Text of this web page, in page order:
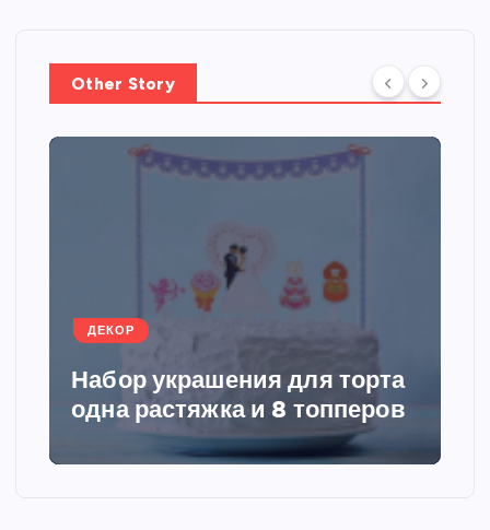
и
н
а
и
я
з
Other Story
ДЕКОР
Набор украшения для торта
одна растяжка и 8 топперов